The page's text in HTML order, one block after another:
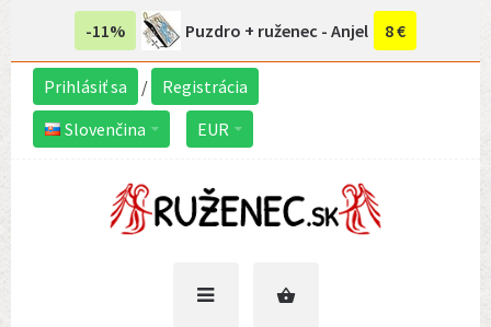
-11% Puzdro + ruženec - Anjel 8 €
Prihlásiť sa /
Registrácia
Slovenčina
EUR